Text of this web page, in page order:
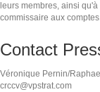
leurs membres, ainsi
commissaire aux
Contact
Véronique Pernin/
crccv@vpstrat.com